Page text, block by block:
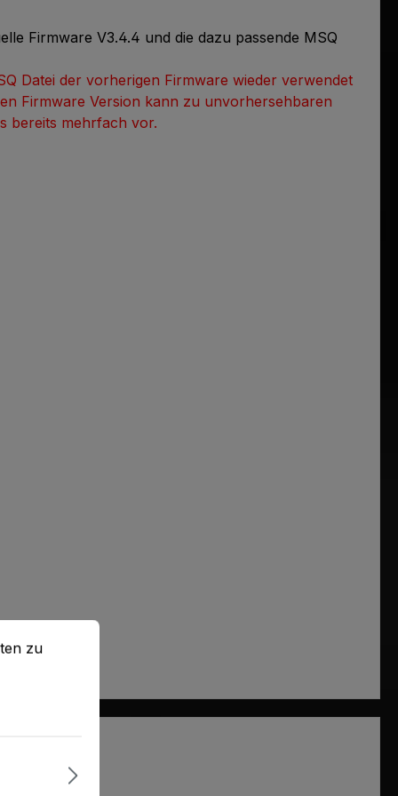
Firmware V3.4.4 und die dazu passende MSQ
Datei der vorherigen Firmware wieder verwendet
Firmware Version kann zu unvorhersehbaren
bereits mehrfach vor.
zu können.
Mehr Informationen ...
zu